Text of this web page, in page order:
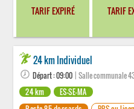
TARIF EXPIRÉ TARIF
24 km Individuel
Départ : 09:00 | Salle communale
24 km
ES-SE-MA